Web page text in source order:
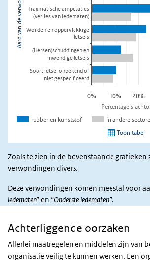
Zoals te zien in de bovenstaande grafieken
verwondingen divers.
Deze verwondingen komen meestal voor
ledematen”en “Onderste ledematen”.
Achterliggende oorzaken
Allerlei maatregelen en middelen zijn van
organisatie veilig te kunnen werken. Een